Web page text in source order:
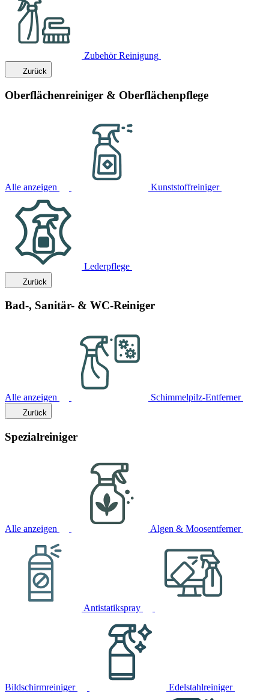
Zubehör Reinigung
Zurück
Oberflächenreiniger & Oberflächenpflege
Alle anzeigen Kunststoffreiniger
Lederpflege
Zurück
Bad-, Sanitär- & WC-Reiniger
Alle anzeigen Schimmelpilz-Entferner
Zurück
Spezialreiniger
Alle anzeigen Algen & Moosentferner
Antistatikspray
Bildschirmreiniger Edelstahlreiniger